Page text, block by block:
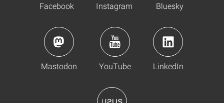
Facebook Instagram Bluesky
Mastodon YouTube LinkedIn